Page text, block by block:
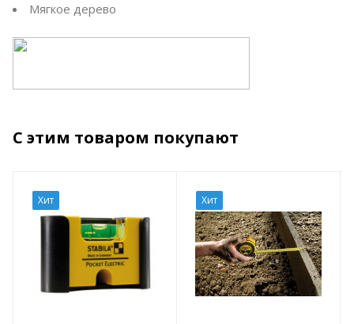
Мягкое дерево
С этим товаром покупают
Хит Хит